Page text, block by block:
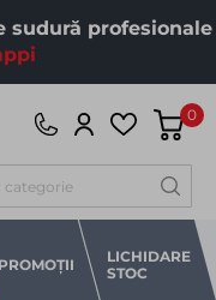
sudură profesionale
0
PROMOȚII
LICHIDARE
STOC